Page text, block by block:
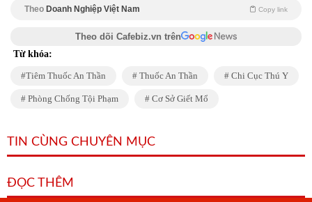
Theo Doanh Nghiệp Việt Nam Copy link
Theo dõi Cafebiz.vn trên
Từ khóa:
Tiêm Thuốc An Thần Thuốc An Thần Chi Cục Thú Y
Phòng Chống Tội Phạm Cơ Sở Giết Mổ
TIN CÙNG CHUYÊN MỤC
ĐỌC THÊM